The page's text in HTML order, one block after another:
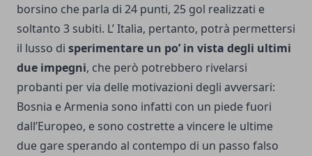
borsino che parla di 24 punti, 25 gol realizzati e
soltanto 3 subiti. L’ Italia, pertanto, potrà permettersi
il lusso di sperimentare un po’ in vista degli ultimi
due impegni, che però potrebbero rivelarsi
probanti per via delle motivazioni degli avversari:
Bosnia e Armenia sono infatti con un piede fuori
dall’Europeo, e sono costrette a vincere le ultime
due gare sperando al contempo di un passo falso